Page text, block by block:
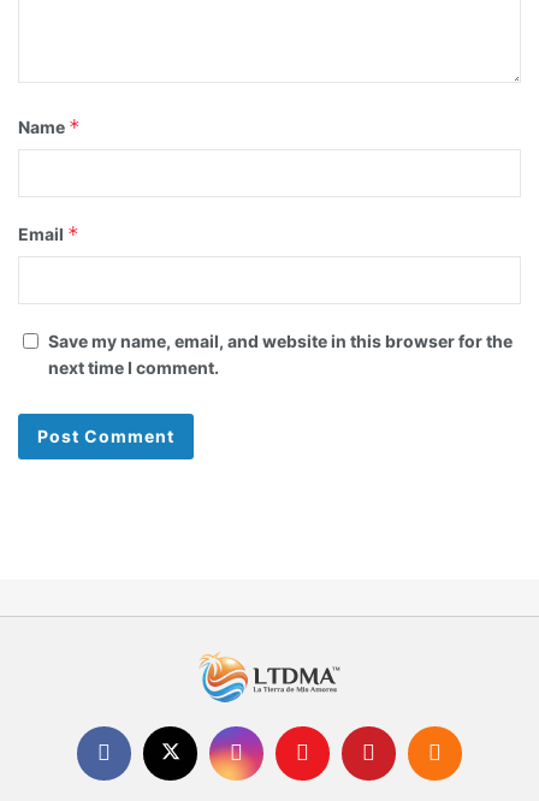
Name *
Email *
Save my name, email, and website in this browser for the
next time I comment.